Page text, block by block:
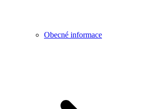
Obecné informace